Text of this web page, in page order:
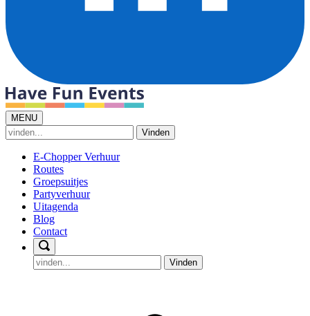
MENU
Vinden
E-Chopper Verhuur
Routes
Groepsuitjes
Partyverhuur
Uitagenda
Blog
Contact
Vinden